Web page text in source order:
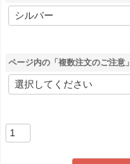
(
必
ページ内の「複数注文のご注意」